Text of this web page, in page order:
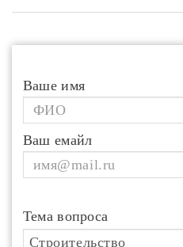
Ваше имя
Ваш емайл
Тема вопроса